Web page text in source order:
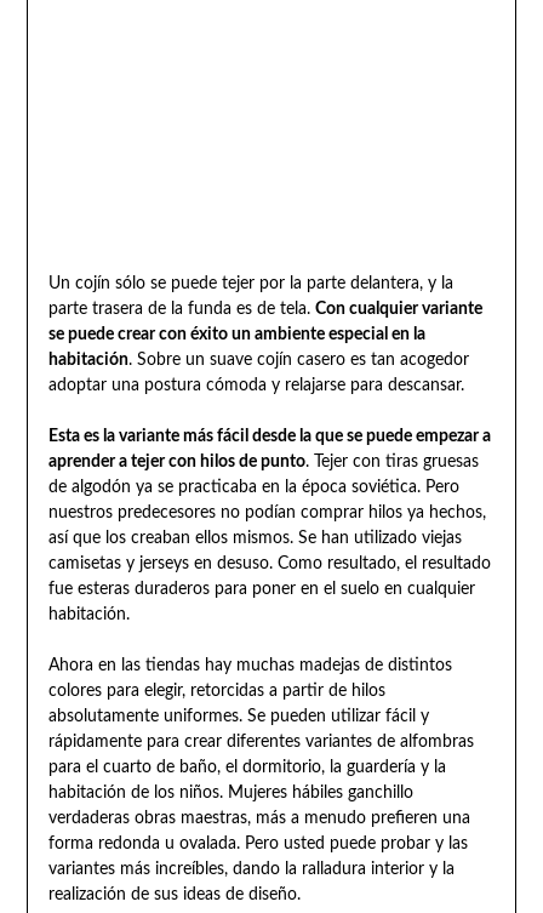
Un cojín sólo se puede tejer por la parte delantera, y la
parte trasera de la funda es de tela. Con cualquier variante
se puede crear con éxito un ambiente especial en la
habitación. Sobre un suave cojín casero es tan acogedor
adoptar una postura cómoda y relajarse para descansar.
Esta es la variante más fácil desde la que se puede empezar a
aprender a tejer con hilos de punto. Tejer con tiras gruesas
de algodón ya se practicaba en la época soviética. Pero
nuestros predecesores no podían comprar hilos ya hechos,
así que los creaban ellos mismos. Se han utilizado viejas
camisetas y jerseys en desuso. Como resultado, el resultado
fue esteras duraderos para poner en el suelo en cualquier
habitación.
Ahora en las tiendas hay muchas madejas de distintos
colores para elegir, retorcidas a partir de hilos
absolutamente uniformes. Se pueden utilizar fácil y
rápidamente para crear diferentes variantes de alfombras
para el cuarto de baño, el dormitorio, la guardería y la
habitación de los niños. Mujeres hábiles ganchillo
verdaderas obras maestras, más a menudo prefieren una
forma redonda u ovalada. Pero usted puede probar y las
variantes más increíbles, dando la ralladura interior y la
realización de sus ideas de diseño.